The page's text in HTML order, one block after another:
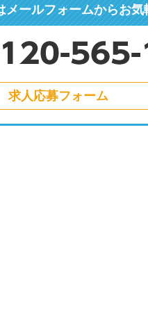
メールフォームからお気
求人応募フォーム